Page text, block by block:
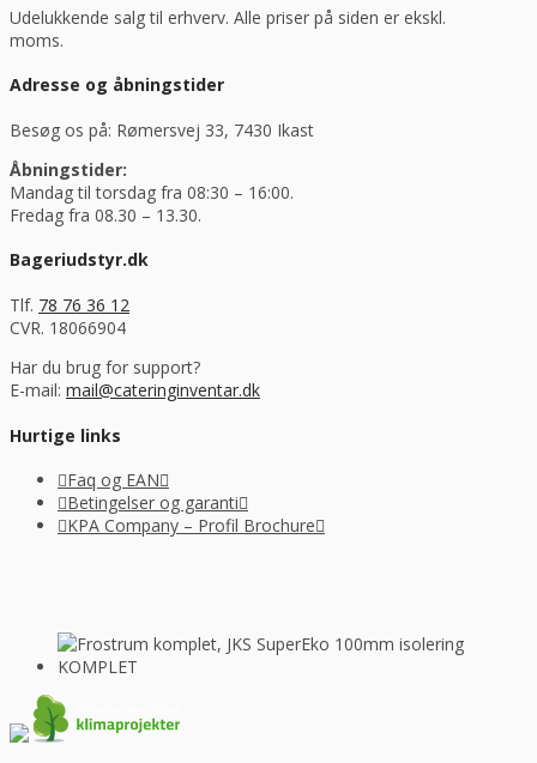
Udelukkende salg til erhverv. Alle priser på siden er ekskl.
moms.
Adresse og åbningstider
Besøg os på: Rømersvej 33, 7430 Ikast
Åbningstider:
Mandag til torsdag fra 08:30 – 16:00.
Fredag fra 08.30 – 13.30.
Bageriudstyr.dk
Tlf. 78 76 36 12
CVR. 18066904
Har du brug for support?
E-mail: mail@cateringinventar.dk
Hurtige links
Faq og EAN
Betingelser og garanti
KPA Company – Profil Brochure